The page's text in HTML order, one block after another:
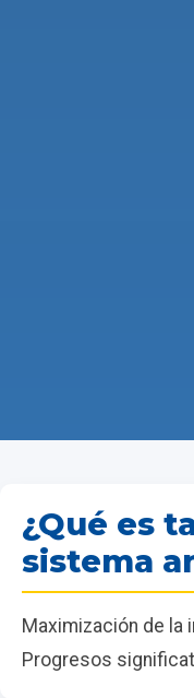
¿Qué es
sistema
Maximización de la
Progresos